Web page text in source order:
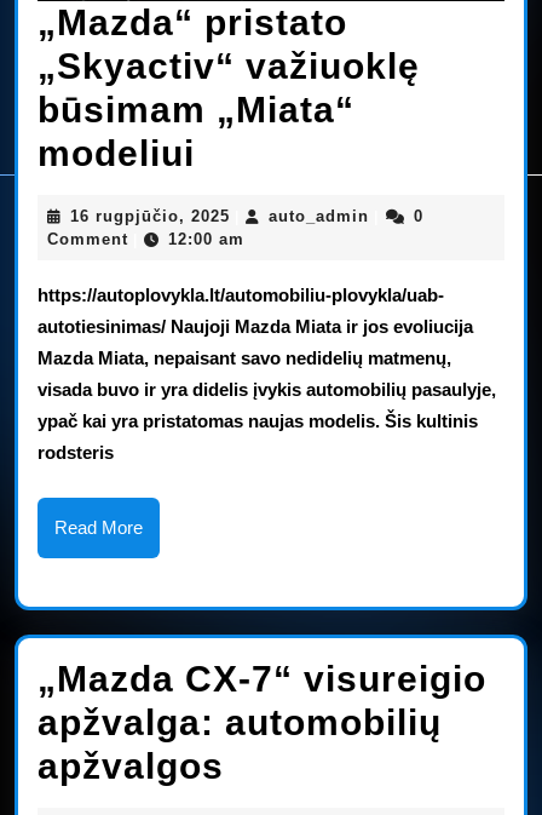
„Mazda“ pristato
„Skyactiv“ važiuoklę
būsimam „Miata“
modeliui
„Skyactiv“
važiuoklę
būsimam
„Miata“
modeliui
16 rugpjūčio, 2025 16
rugpjūčio,
auto_admin auto_admin
0
Comment
12:00 am
https://autoplovykla.lt/automobiliu-plovykla/uab-
autotiesinimas/ Naujoji Mazda Miata ir jos evoliucija
Mazda Miata, nepaisant savo nedidelių matmenų,
visada buvo ir yra didelis įvykis automobilių pasaulyje,
ypač kai yra pristatomas naujas modelis. Šis kultinis
rodsteris
Read MoreRead
More
„Mazda CX-7“ visureigio
apžvalga: automobilių
apžvalgos